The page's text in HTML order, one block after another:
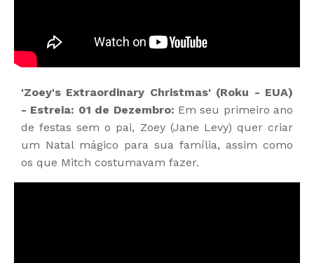
'Zoey's Extraordinary Christmas' (Roku - EUA)
- Estreia: 01 de Dezembro: Em seu primeiro ano
de festas sem o pai, Zoey (Jane Levy) quer criar
um Natal mágico para sua família, assim como
os que Mitch costumavam fazer.